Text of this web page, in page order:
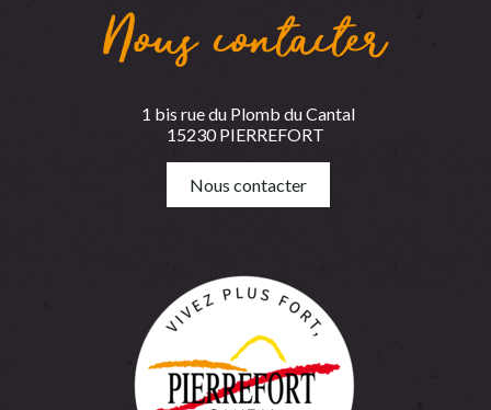
Nous contacter
1 bis rue du Plomb du Cantal
15230 PIERREFORT
Nous contacter